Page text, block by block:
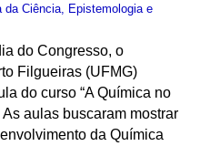
da Ciência, Epistemologia e
do Congresso, o
Filgueiras (UFMG)
do curso “A Química no
aulas buscaram mostrar
da Química